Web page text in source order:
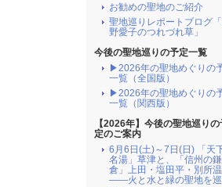
お勧めの聖地のご紹介
聖地巡りレポートブログ
野愛子のつれづれ草」
今後の聖地巡りの予定一覧
▶2026年の聖地めぐりの
一覧（全国版）
▶2026年の聖地めぐりの
一覧（関西版）
【2026年】今後の聖地巡りの
定のご案内
6月6日(土)～7日(日) 「天
名湯」草津と、「信州の鎌
倉」上田・塩田平・別所
――火と水と緑の聖地を